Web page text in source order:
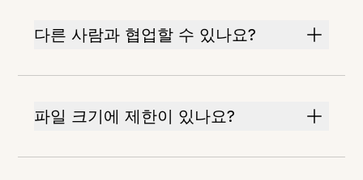
다른 사람과 협업할 수 있나요?
파일 크기에 제한이 있나요?